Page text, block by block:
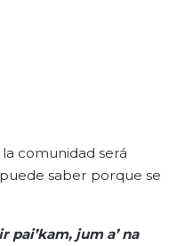
comunidad será
saber porque se
pai’kam, jum a’na